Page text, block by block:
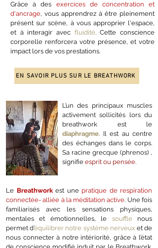
Grâce à des exercices de concentration et
d'ancrage, vous apprendrez à être pleinement
présent sur scène, à vous approprier l'espace,
et à interagir avec fluidité. Cette conscience
corporelle renforcera votre présence, et votre
impact lors de vos prestations.
EN SAVOIR PLUS SUR LE BREATHWORK
L’un des principaux muscles
activement sollicités lors du
breathwork est le
diaphragme. Il est au centre
des échanges dans le corps.
Sa racine grecque (phrenos) ,
signifie esprit ou pensée.
Le Breathworkest une pratique de respiration
connectée- alliée à la méditation active. Une fois
familiarisés avec les sensations physiques,
mentales et émotionnelles, le soufflenous
permet d’équilibrer notre système nerveux et de
nous connecter à notre intériorité, grâce à l’état